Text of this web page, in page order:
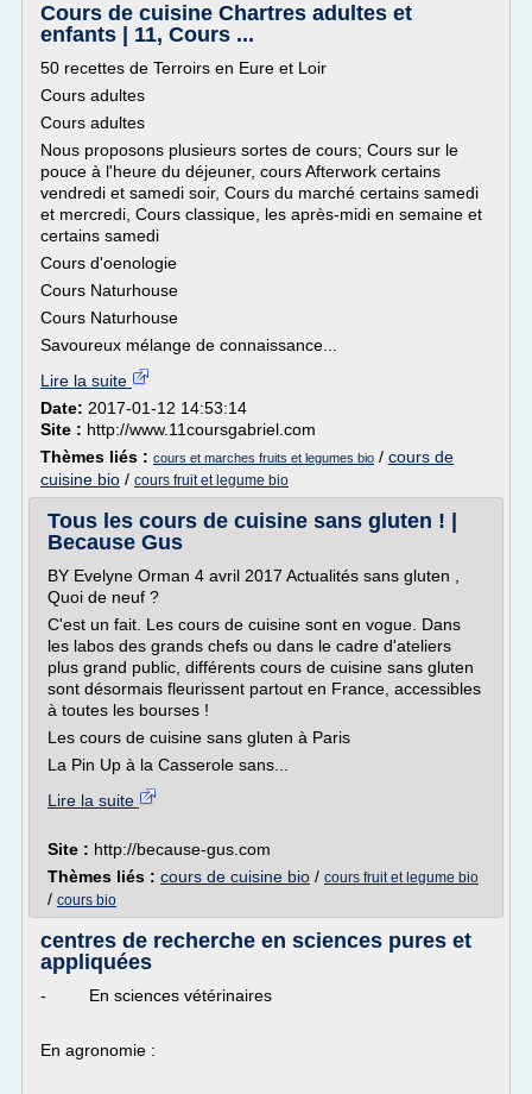
Cours de cuisine Chartres adultes et
enfants | 11, Cours ...
50 recettes de Terroirs en Eure et Loir
Cours adultes
Cours adultes
Nous proposons plusieurs sortes de cours; Cours sur le
pouce à l'heure du déjeuner, cours Afterwork certains
vendredi et samedi soir, Cours du marché certains samedi
et mercredi, Cours classique, les après-midi en semaine et
certains samedi
Cours d'oenologie
Cours Naturhouse
Cours Naturhouse
Savoureux mélange de connaissance...
Lire la suite
Date: 2017-01-12 14:53:14
Site : http://www.11coursgabriel.com
Thèmes liés : cours et marches fruits et legumes bio / cours de
cuisine bio / cours fruit et legume bio
Tous les cours de cuisine sans gluten ! |
Because Gus
BY Evelyne Orman 4 avril 2017 Actualités sans gluten ,
Quoi de neuf ?
C'est un fait. Les cours de cuisine sont en vogue. Dans
les labos des grands chefs ou dans le cadre d'ateliers
plus grand public, différents cours de cuisine sans gluten
sont désormais fleurissent partout en France, accessibles
à toutes les bourses !
Les cours de cuisine sans gluten à Paris
La Pin Up à la Casserole sans...
Lire la suite
Site : http://because-gus.com
Thèmes liés : cours de cuisine bio / cours fruit et legume bio
/ cours bio
centres de recherche en sciences pures et
appliquées
- En sciences vétérinaires
En agronomie :